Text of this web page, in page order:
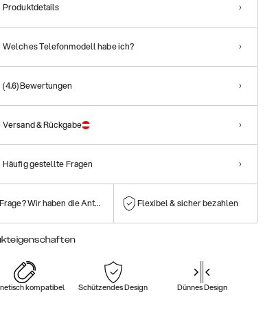
Produktdetails
Welches Telefonmodell habe ich?
(4.6)Bewertungen
Versand & Rückgabe
Häufig gestellte Fragen
Frage? Wir haben die Antwort! Flexibel & sicher bezahlen
kompatibel Schützendes Design Dünnes Design